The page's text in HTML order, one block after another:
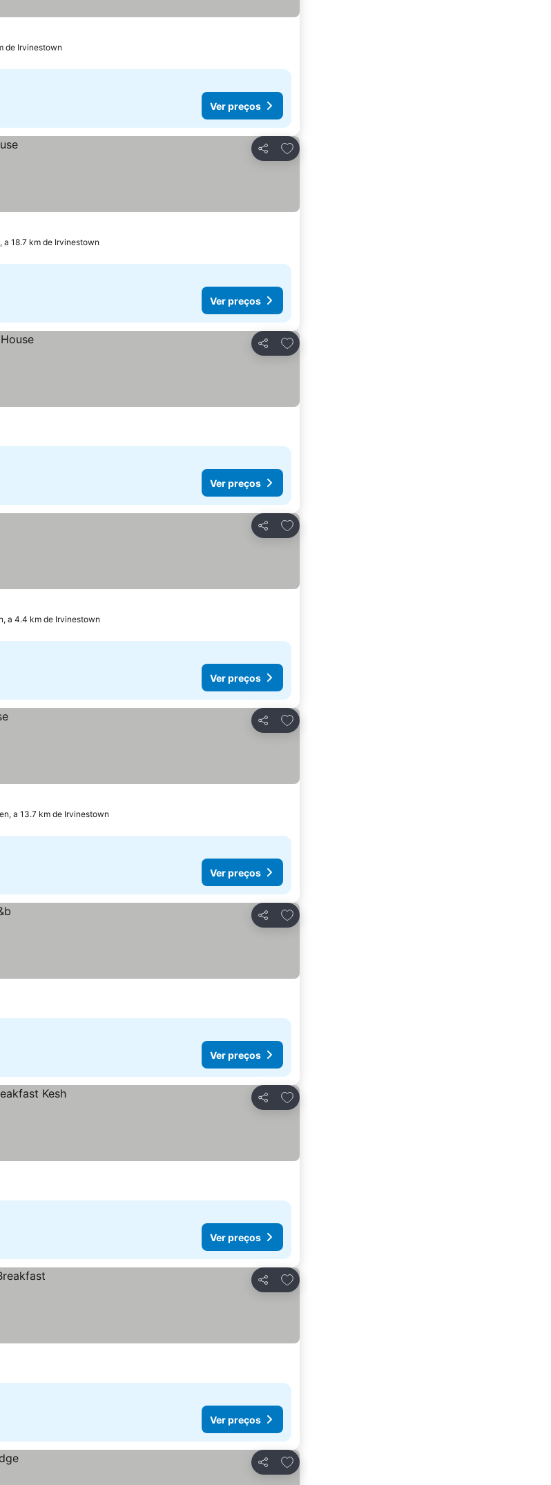
de Irvinestown
Ver preços
Partilhar
Adicionar aos favoritos
a 18.7 km de Irvinestown
Ver preços
Partilhar
Adicionar aos favoritos
Ver preços
Partilhar
Adicionar aos favoritos
a 4.4 km de Irvinestown
Ver preços
Partilhar
Adicionar aos favoritos
a 13.7 km de Irvinestown
Ver preços
Partilhar
Adicionar aos favoritos
Ver preços
Partilhar
Adicionar aos favoritos
Ver preços
Partilhar
Adicionar aos favoritos
Ver preços
Partilhar
Adicionar aos favoritos